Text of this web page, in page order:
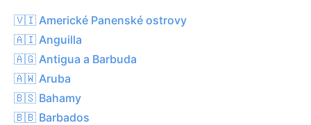
🇻🇮 Americké Panenské ostrovy
🇦🇮 Anguilla
🇦🇬 Antigua a Barbuda
🇦🇼 Aruba
🇧🇸 Bahamy
🇧🇧 Barbados